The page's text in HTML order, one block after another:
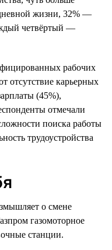
жизни, 32% —
четвёртый —
рабочих
отсутствие карьерных
(45%),
отмечали
поиска работы
трудоустройства
о смене
газомоторное
станции.